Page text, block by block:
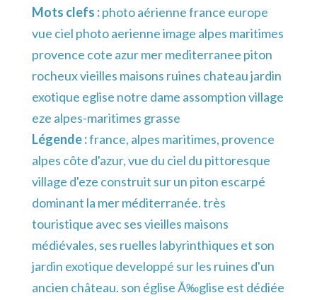
Mots clefs :photo aérienne france europe
vue ciel photo aerienne image alpes maritimes
provence cote azur mer mediterranee piton
rocheux vieilles maisons ruines chateau jardin
exotique eglise notre dame assomption village
eze alpes-maritimes grasse
Légende :france, alpes maritimes, provence
alpes côte d'azur, vue du ciel du pittoresque
village d'eze construit sur un piton escarpé
dominant la mer méditerranée. très
touristique avec ses vieilles maisons
médiévales, ses ruelles labyrinthiques et son
jardin exotique developpé sur les ruines d'un
ancien château. son église Ã‰glise est dédiée